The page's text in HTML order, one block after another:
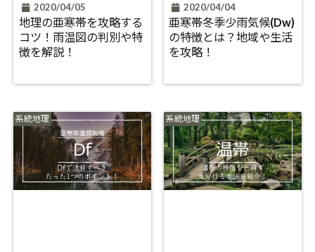
2020/04/05
地理の亜寒帯を攻略する
コツ！雨温図の判別や特
徴を解説！
2020/04/04
亜寒帯冬季少雨気候(Dw)
の特徴とは？地域や生活
を攻略！
系統地理 系統地理